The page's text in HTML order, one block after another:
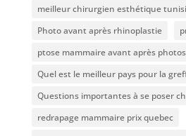
meilleur chirurgien esthétique
Photo avant après rhinoplastie
ptose mammaire avant après photos
Quel est le meilleur pays pour la
Questions importantes à se poser
redrapage mammaire prix quebec